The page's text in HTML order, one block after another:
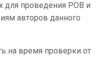
для проведения РОВ и
авторов данного
на время проверки от